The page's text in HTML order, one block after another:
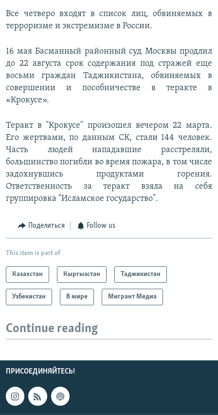
Все четверо входят в список лиц, обвиняемых в
терроризме и экстремизме в России.
16 мая Басманный районный суд Москвы продлил
до 22 августа срок содержания под стражей еще
восьми граждан Таджикистана, обвиняемых в
совершении и пособничестве в теракте в
«Крокусе».
Теракт в "Крокусе" произошел вечером 22 марта.
Его жертвами, по данным СК, стали 144 человек.
Часть людей нападавшие расстреляли,
большинство погибли во время пожара, в том числе
задохнувшись продуктами горения.
Ответственность за теракт взяла на себя
группировка "Исламское государство".
Поделиться Follow us
This item is part of
Казахстан Кыргызстан Таджикистан
Узбекистан В мире Мигрант Медиа
Continue reading
ПРИСОЕДИНЯЙТЕСЬ!